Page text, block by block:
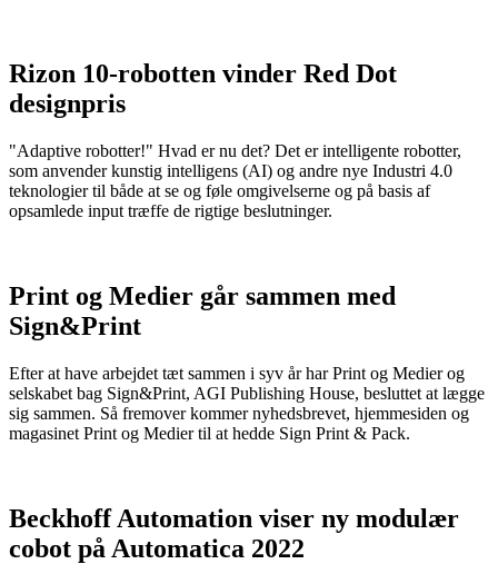
Rizon 10-robotten vinder Red Dot
designpris
"Adaptive robotter!" Hvad er nu det? Det er intelligente robotter,
som anvender kunstig intelligens (AI) og andre nye Industri 4.0
teknologier til både at se og føle omgivelserne og på basis af
opsamlede input træffe de rigtige beslutninger.
Print og Medier går sammen med
Sign&Print
Efter at have arbejdet tæt sammen i syv år har Print og Medier og
selskabet bag Sign&Print, AGI Publishing House, besluttet at lægge
sig sammen. Så fremover kommer nyhedsbrevet, hjemmesiden og
magasinet Print og Medier til at hedde Sign Print & Pack.
Beckhoff Automation viser ny modulær
cobot på Automatica 2022